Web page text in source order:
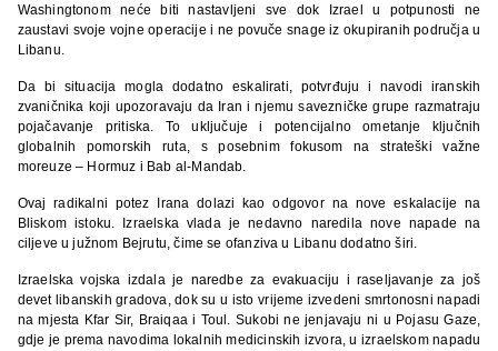
Washingtonom neće biti nastavljeni sve dok Izrael u potpunosti ne
zaustavi svoje vojne operacije i ne povuče snage iz okupiranih područja u
Libanu.
Da bi situacija mogla dodatno eskalirati, potvrđuju i navodi iranskih
zvaničnika koji upozoravaju da Iran i njemu savezničke grupe razmatraju
pojačavanje pritiska. To uključuje i potencijalno ometanje ključnih
globalnih pomorskih ruta, s posebnim fokusom na strateški važne
moreuze – Hormuz i Bab al-Mandab.
Ovaj radikalni potez Irana dolazi kao odgovor na nove eskalacije na
Bliskom istoku. Izraelska vlada je nedavno naredila nove napade na
ciljeve u južnom Bejrutu, čime se ofanziva u Libanu dodatno širi.
Izraelska vojska izdala je naredbe za evakuaciju i raseljavanje za još
devet libanskih gradova, dok su u isto vrijeme izvedeni smrtonosni napadi
na mjesta Kfar Sir, Braiqaa i Toul. Sukobi ne jenjavaju ni u Pojasu Gaze,
gdje je prema navodima lokalnih medicinskih izvora, u izraelskom napadu